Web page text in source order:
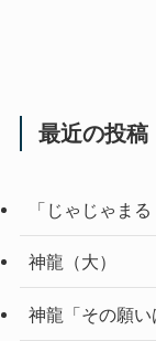
最近の投稿
「じゃじゃま
神龍（大）
神龍「その願い